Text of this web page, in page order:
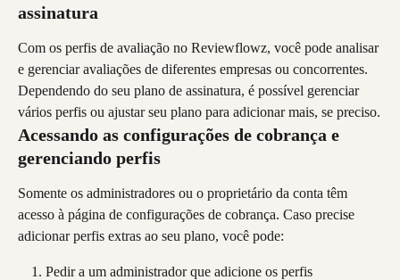
assinatura
Com os perfis de avaliação no Reviewflowz, você pode analisar
e gerenciar avaliações de diferentes empresas ou concorrentes.
Dependendo do seu plano de assinatura, é possível gerenciar
vários perfis ou ajustar seu plano para adicionar mais, se preciso.
Acessando as configurações de cobrança e
gerenciando perfis
Somente os administradores ou o proprietário da conta têm
acesso à página de configurações de cobrança. Caso precise
adicionar perfis extras ao seu plano, você pode:
Pedir a um administrador que adicione os perfis